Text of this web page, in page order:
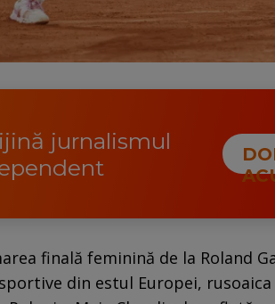
jurnalismul
finală feminină de la Roland
din estul Europei, rusoaica